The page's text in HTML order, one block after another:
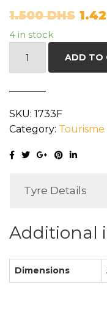
1.500DHS
4 in stock
91V
quantity
ADD TO
SKU: 1733F
Category: Tourisme
Tyre Details
Additional
Dimensions